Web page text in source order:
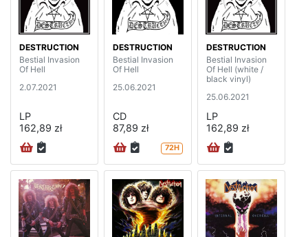
DESTRUCTION
Bestial Invasion
Of Hell
2.07.2021
LP
162,89 zł
DESTRUCTION
Bestial Invasion
Of Hell
25.06.2021
CD
87,89 zł
72H
DESTRUCTION
Bestial Invasion
Of Hell (white /
black vinyl)
25.06.2021
LP
162,89 zł